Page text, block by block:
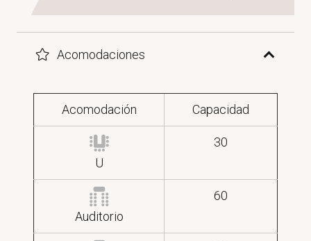
Acomodaciones
Acomodación Capacidad
U
30
Auditorio
60